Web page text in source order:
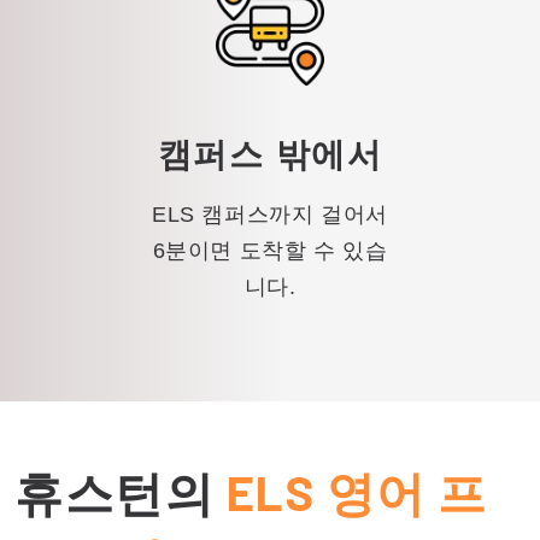
캠퍼스 밖에서
ELS 캠퍼스까지 걸어서
6분이면 도착할 수 있습
니다.
휴스턴의 ELS 영어 프